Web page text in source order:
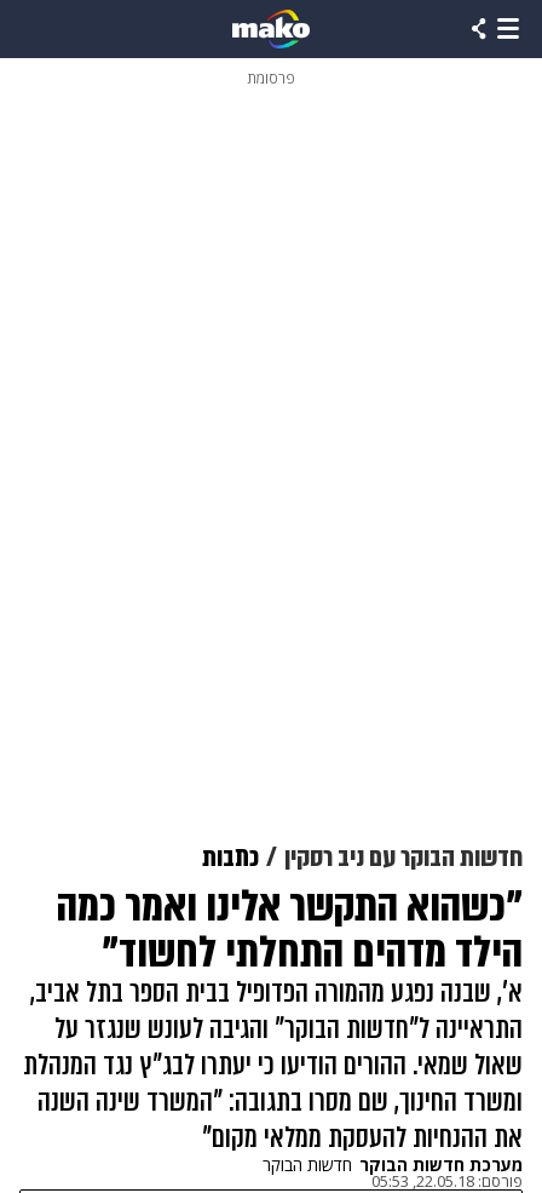
פרסומת
חדשות הבוקר עם ניב רסקין כתבות
"כשהוא התקשר אלינו ואמר כמה
הילד מדהים התחלתי לחשוד"
א', שבנה נפגע מהמורה הפדופיל בבית הספר בתל אביב,
התראיינה ל"חדשות הבוקר" והגיבה לעונש שנגזר על
שאול שמאי. ההורים הודיעו כי יעתרו לבג"ץ נגד המנהלת
ומשרד החינוך, שם מסרו בתגובה: "המשרד שינה השנה
את ההנחיות להעסקת ממלאי מקום"
מערכת חדשות הבוקר חדשות הבוקר
פורסם: 22.05.18, 05:53